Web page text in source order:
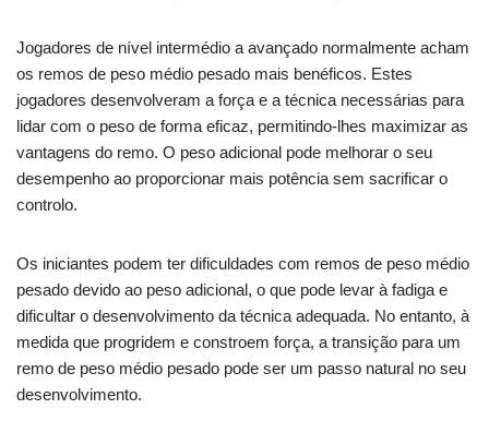
Jogadores de nível intermédio a avançado normalmente acham
os remos de peso médio pesado mais benéficos. Estes
jogadores desenvolveram a força e a técnica necessárias para
lidar com o peso de forma eficaz, permitindo-lhes maximizar as
vantagens do remo. O peso adicional pode melhorar o seu
desempenho ao proporcionar mais potência sem sacrificar o
controlo.
Os iniciantes podem ter dificuldades com remos de peso médio
pesado devido ao peso adicional, o que pode levar à fadiga e
dificultar o desenvolvimento da técnica adequada. No entanto, à
medida que progridem e constroem força, a transição para um
remo de peso médio pesado pode ser um passo natural no seu
desenvolvimento.